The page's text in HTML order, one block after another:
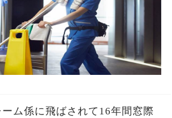
ム係に飛ばされて16年間窓際